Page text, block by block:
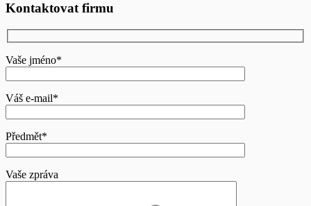
Kontaktovat firmu
Vaše jméno*
Váš e-mail*
Předmět*
Vaše zpráva